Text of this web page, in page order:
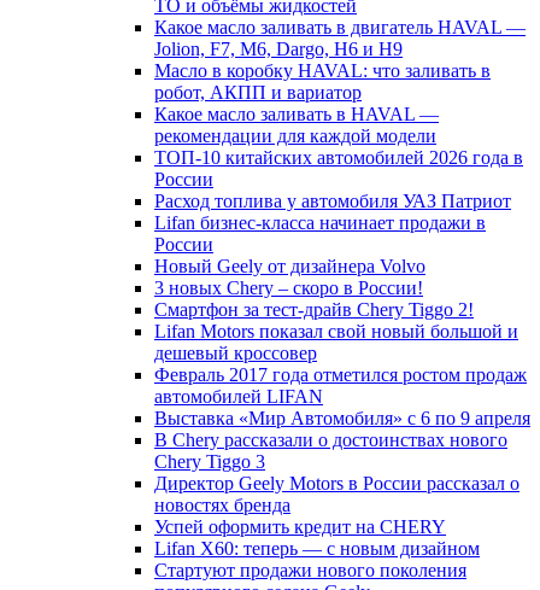
ТО и объёмы жидкостей
Какое масло заливать в двигатель HAVAL —
Jolion, F7, M6, Dargo, H6 и H9
Масло в коробку HAVAL: что заливать в
робот, АКПП и вариатор
Какое масло заливать в HAVAL —
рекомендации для каждой модели
ТОП-10 китайских автомобилей 2026 года в
России
Расход топлива у автомобиля УАЗ Патриот
Lifan бизнес-класса начинает продажи в
России
Новый Geely от дизайнера Volvo
3 новых Chery – скоро в России!
Смартфон за тест-драйв Chery Tiggo 2!
Lifan Motors показал свой новый большой и
дешевый кроссовер
Февраль 2017 года отметился ростом продаж
автомобилей LIFAN
Выставка «Мир Автомобиля» с 6 по 9 апреля
В Chery рассказали о достоинствах нового
Chery Tiggo 3
Директор Geely Motors в России рассказал о
новостях бренда
Успей оформить кредит на CHERY
Lifan X60: теперь — с новым дизайном
Стартуют продажи нового поколения